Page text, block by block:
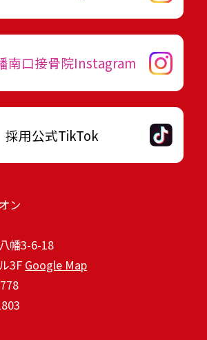
南口接骨院Instagram
採用公式TikTok
ン
幡3-6-18
3F Google Map